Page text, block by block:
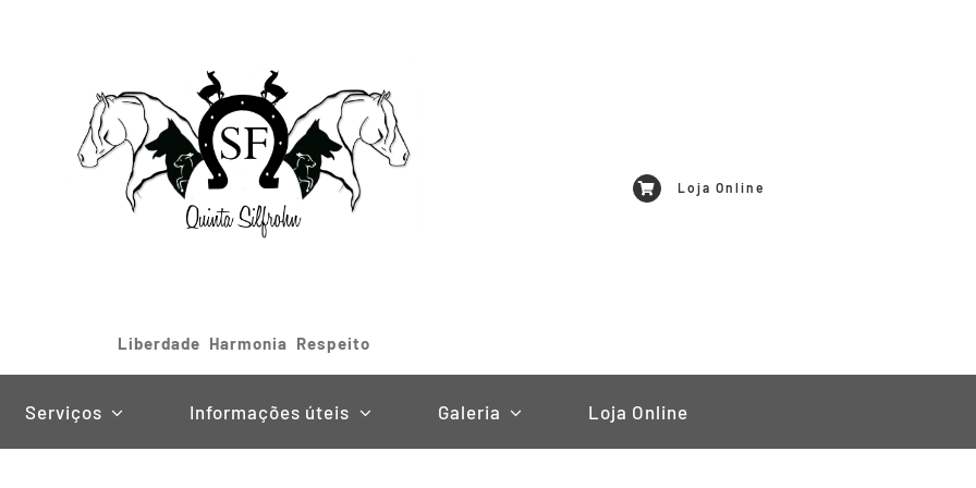
Liberdade Harmonia Respeito
Loja Online
Serviços Informações úteis Galeria Loja Online